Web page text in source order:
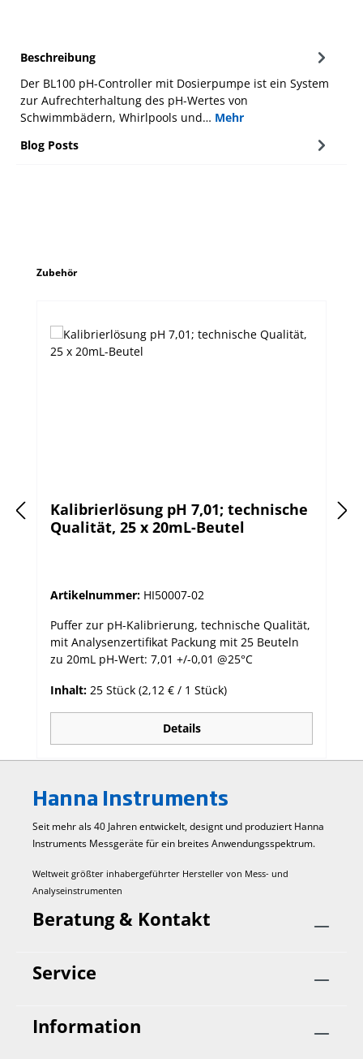
Beschreibung
Der BL100 pH-Controller mit Dosierpumpe ist ein System
zur Aufrechterhaltung des pH-Wertes von
Schwimmbädern, Whirlpools und… Mehr
Blog Posts
Produktgalerie überspringen
Zubehör
Kalibrierlösung pH 7,01; technische
Qualität, 25 x 20mL-Beutel
Artikelnummer: HI50007-02
Puffer zur pH-Kalibrierung, technische Qualität,
mit Analysenzertifikat Packung mit 25 Beuteln
zu 20mL pH-Wert: 7,01 +/-0,01 @25°C
Inhalt: 25 Stück (2,12 € / 1 Stück)
Details
Hanna Instruments
Seit mehr als 40 Jahren entwickelt, designt und produziert Hanna
Instruments Mess­geräte für ein breites Anwendungs­spektrum.
Weltweit größter inhabergeführter Hersteller von Mess- und
Analyseinstrumenten
Beratung & Kontakt
Service
Information